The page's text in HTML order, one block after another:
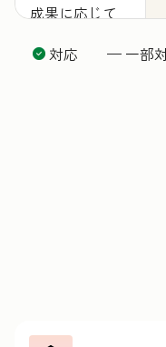
成果に応じて
対応 — 一部対